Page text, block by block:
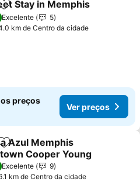
Adicionar aos favoritos
Stay in Memphis
Excelente
5
km de Centro da cidade
preços
Ver preços
Adicionar aos favoritos
Azul Memphis
Cooper Young
Excelente
9
km de Centro da cidade